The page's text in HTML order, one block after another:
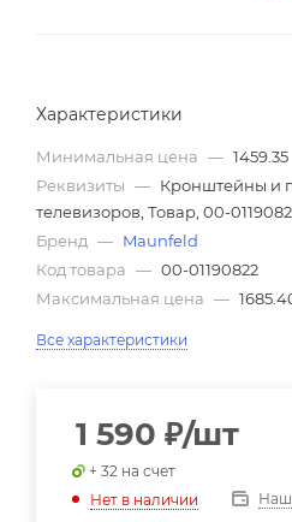
Характеристики
Минимальная цена — 1459.35
Реквизиты — Кронштейны и
телевизоров, Товар, 00-
Бренд — Maunfeld
Код товара — 00-01190822
Максимальная цена —
Все характеристики
1 590 ₽/шт
+ 32 на счет
Нет в наличии